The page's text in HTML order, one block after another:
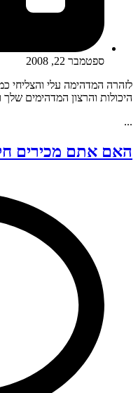
ספטמבר 22, 2008
לזהרה המדהימה עלי והצליחי
היכולות והרצון המדהימים
...
האם אתם מכירים